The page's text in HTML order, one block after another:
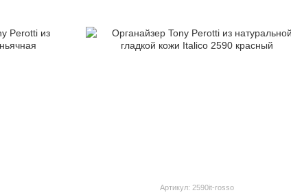
Артикул: 2590it-rosso